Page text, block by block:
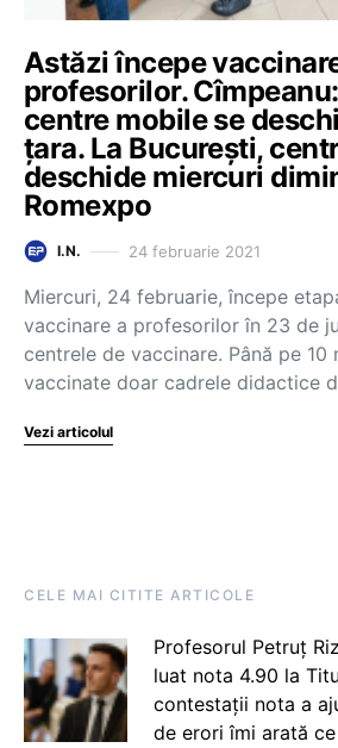
Astăzi începe
profesorilor.
centre mobile se
țara. La București,
deschide miercuri
Romexpo
I.N. 24 februarie 2021
Miercuri, 24 februarie, începe
vaccinare a profesorilor în 23 de
centrele de vaccinare. Până pe
vaccinate doar cadrele didactice
Vezi articolul
CELE MAI CITITE ARTICOLE
Profesorul Petruț
luat nota 4.90 la
contestații nota a
de erori îmi arată